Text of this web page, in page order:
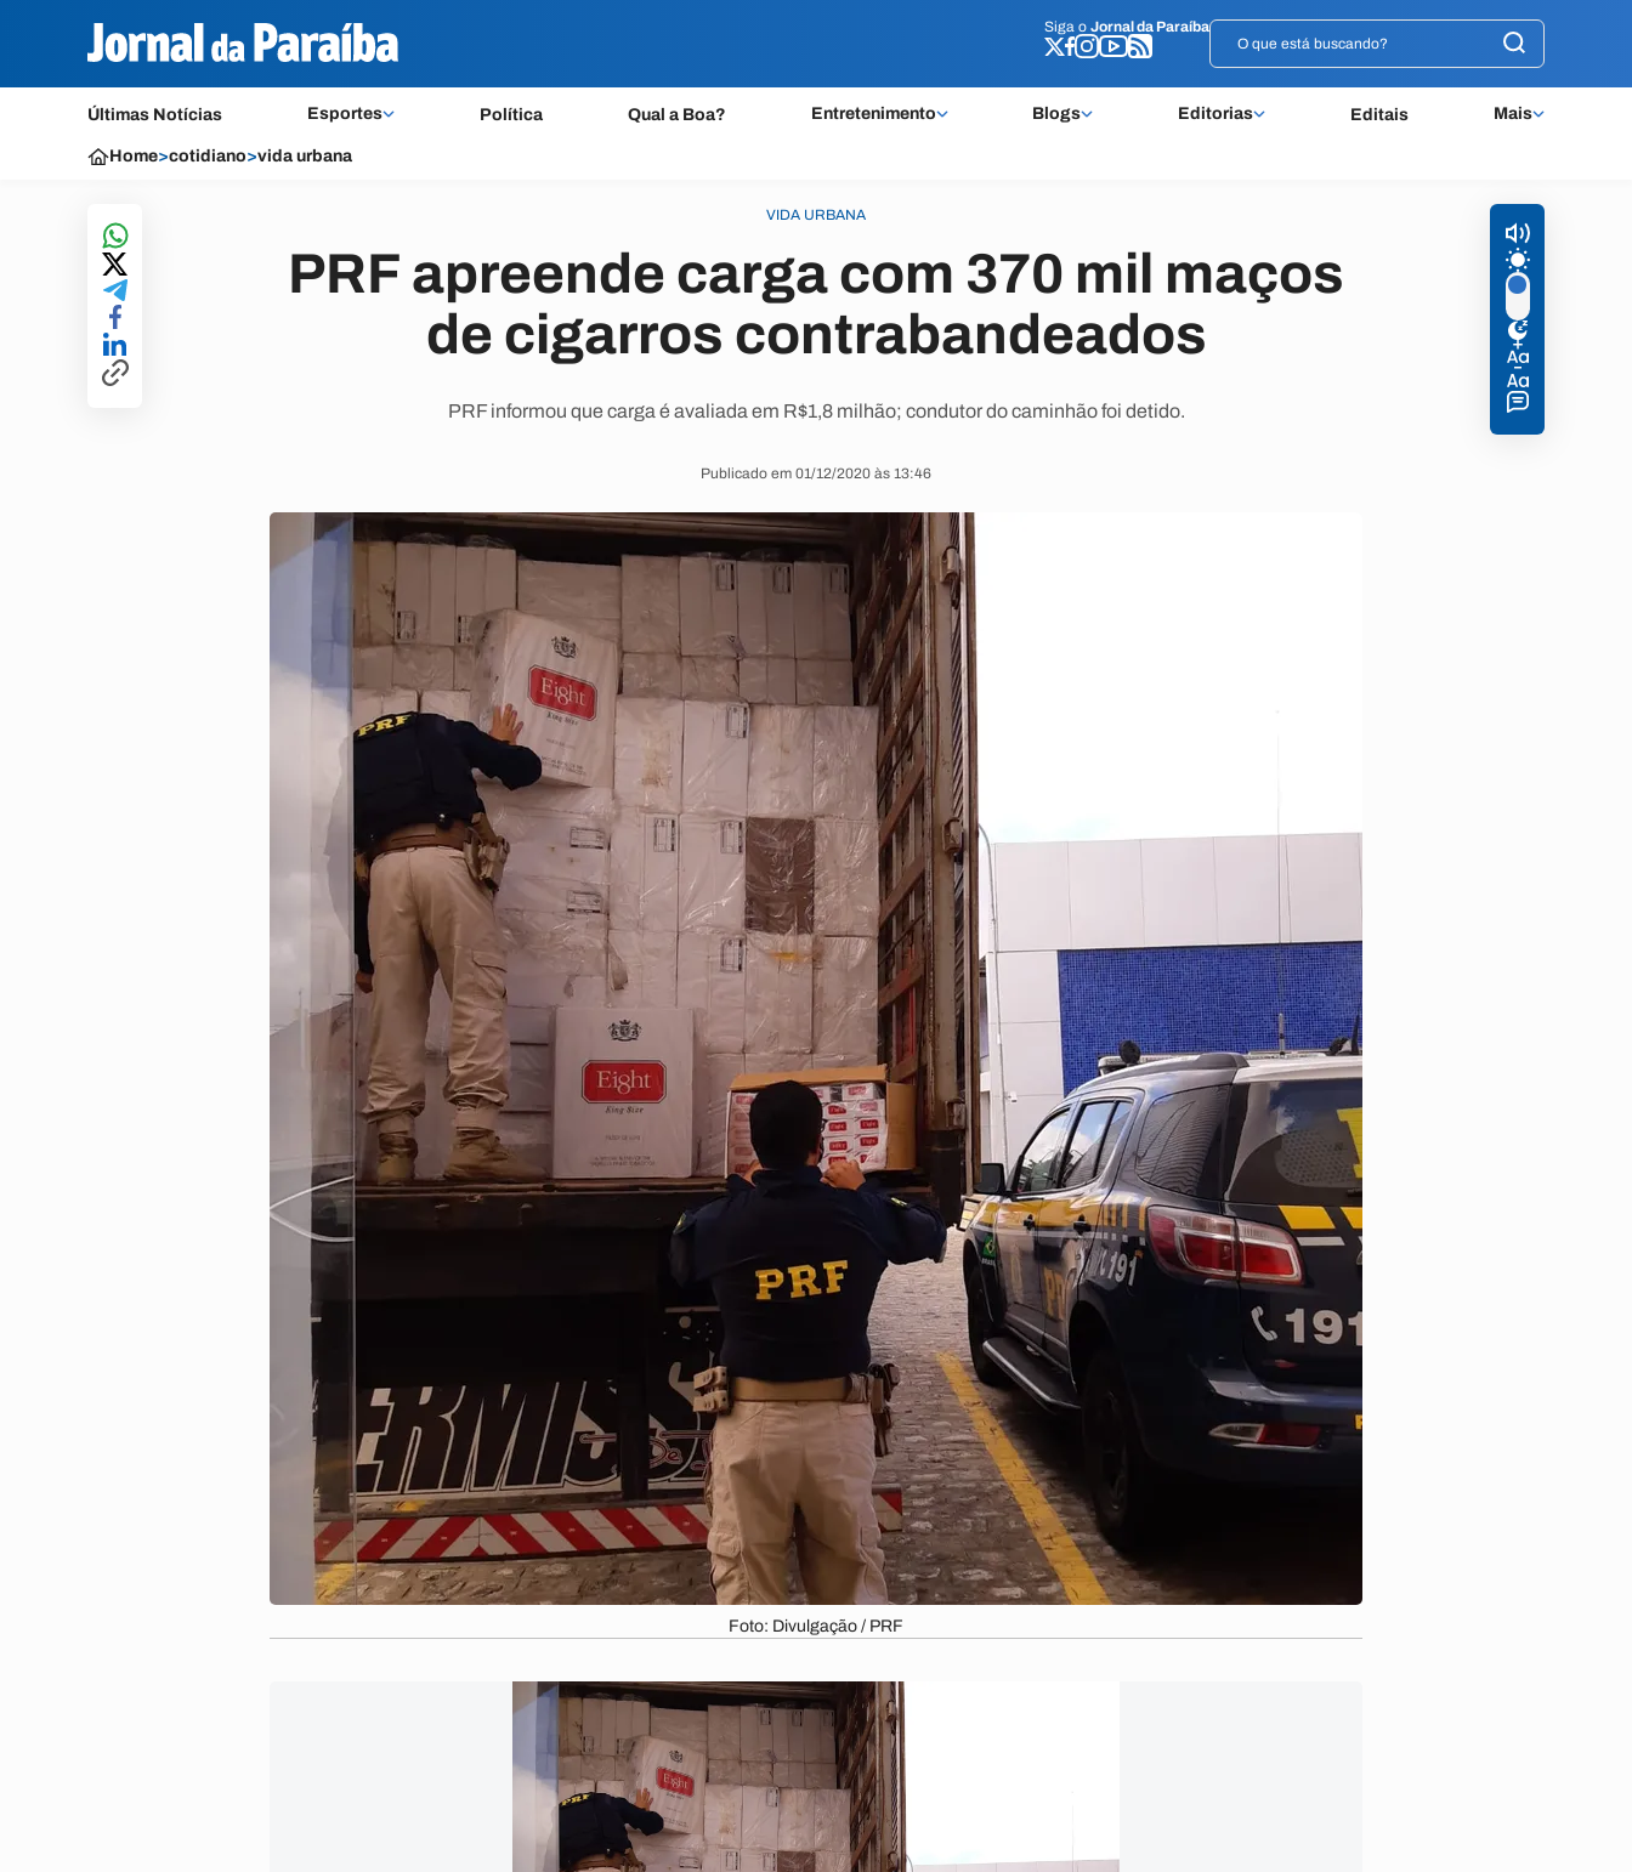
Siga o Jornal da Paraíba
Últimas Notícias Esportes Política Qual a Boa? Entretenimento Blogs Editorias Editais Mais
Siga o Jornal da Paraíba
Home>cotidiano>vida urbana
VIDA URBANA
PRF apreende carga com 370 mil maços
de cigarros contrabandeados
PRF informou que carga é avaliada em R$1,8 milhão; condutor do caminhão foi detido.
Publicado em 01/12/2020 às 13:46
Foto: Divulgação / PRF